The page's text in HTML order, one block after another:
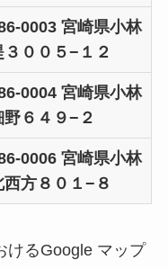
0003 宮崎県小林
３００５−１２
0004 宮崎県小林
野６４９−２
0006 宮崎県小林
西方８０１−８
るGoogle マップ